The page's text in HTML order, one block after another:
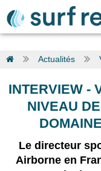
Actualités
INTERVIEW -
NIVEAU
Le directeur
Airborne en